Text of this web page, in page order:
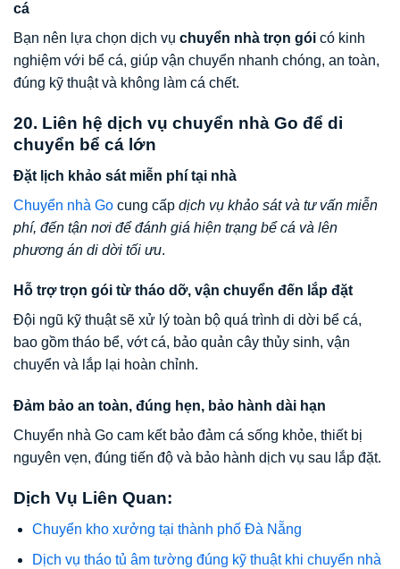
cá
Bạn nên lựa chọn dịch vụ chuyển nhà trọn gói có kinh
nghiệm với bể cá, giúp vận chuyển nhanh chóng, an toàn,
đúng kỹ thuật và không làm cá chết.
20. Liên hệ dịch vụ chuyển nhà Go để di
chuyển bể cá lớn
Đặt lịch khảo sát miễn phí tại nhà
Chuyển nhà Go cung cấp dịch vụ khảo sát và tư vấn miễn
phí, đến tận nơi để đánh giá hiện trạng bể cá và lên
phương án di dời tối ưu.
Hỗ trợ trọn gói từ tháo dỡ, vận chuyển đến lắp đặt
Đội ngũ kỹ thuật sẽ xử lý toàn bộ quá trình di dời bể cá,
bao gồm tháo bể, vớt cá, bảo quản cây thủy sinh, vận
chuyển và lắp lại hoàn chỉnh.
Đảm bảo an toàn, đúng hẹn, bảo hành dài hạn
Chuyển nhà Go cam kết bảo đảm cá sống khỏe, thiết bị
nguyên vẹn, đúng tiến độ và bảo hành dịch vụ sau lắp đặt.
Dịch Vụ Liên Quan:
Chuyển kho xưởng tại thành phố Đà Nẵng
Dịch vụ tháo tủ âm tường đúng kỹ thuật khi chuyển nhà